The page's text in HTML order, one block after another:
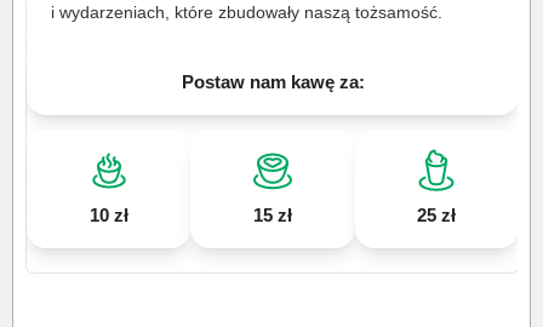
i wydarzeniach, które zbudowały naszą tożsamość.
Postaw nam kawę za:
10 zł 15 zł 25 zł